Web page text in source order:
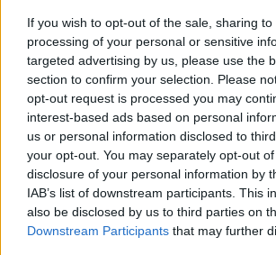
If you wish to opt-out of the sale, sharing
processing of your personal or sensitive
targeted advertising by us, please use the
section to confirm your selection. Please
opt-out request is processed you may
interest-based ads based on personal
us or personal information disclosed to
your opt-out. You may separately opt-out
disclosure of your personal information by
IAB’s list of downstream participants. This
also be disclosed by us to third parties on
Downstream Participants that may further
undermedveten bias i flera av Flashbacks
konspirationsteorier som uppvisar rätt
samtidigt som faktabaserade trådar som
skickas till "Konspirationer och alternativa
Mycket bra poäng. Det är av just sånt här jag
tråden. Att makt eliten var implementerade
bakom kulisserna var inte grundat på tunn
vanföreställningar. Det var mer eller mindre
Att sätta Covid-labbläckan eller seriös Epstein
fack som att jorden är platt eller
förvränger hur folk uppfattar faktan.